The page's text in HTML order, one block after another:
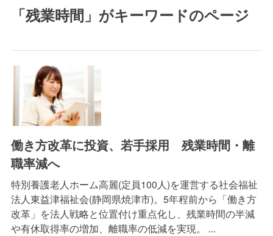
「残業時間」がキーワードのページ
働き方改革に投資、若手採用 残業時間・離
職率減へ
特別養護老人ホーム高麗(定員100人)を運営する社会福祉
法人東益津福祉会(静岡県焼津市)。5年程前から「働き方
改革」を法人戦略と位置付け重点化し、残業時間の半減
や有休取得率の増加、離職率の低減を実現。 ...